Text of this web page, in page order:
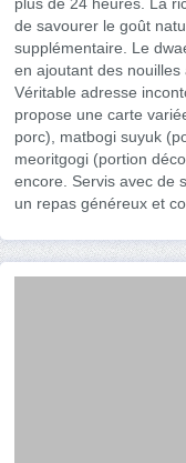
de savourer le goût
supplémentaire. Le
en ajoutant des nouilles
Véritable adresse
propose une carte
porc), matbogi suyuk
meoritgogi (portion
encore. Servis avec de
un repas généreux et